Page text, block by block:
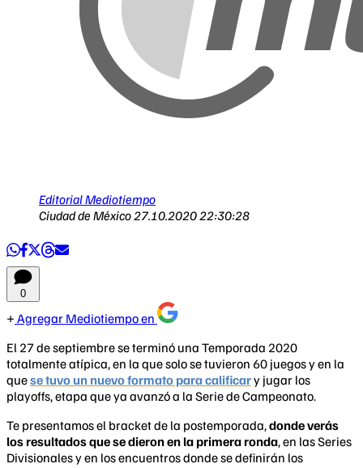
Editorial Mediotiempo
Ciudad de México27.10.2020 22:30:28
0
Agregar Mediotiempo en
El 27 de septiembre se terminó una Temporada 2020
totalmente atípica, en la que solo se tuvieron 60 juegos y en la
quese tuvo un nuevo formato para calificary jugar los
playoffs, etapa que ya avanzó a la Serie de Campeonato.
Te presentamos el bracket de la postemporada,donde verás
los resultados que se dieron en la primera ronda, en las Series
Divisionales y en los encuentros donde se definirán los